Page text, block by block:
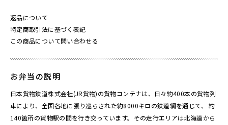
返品について
特定商取引法に基づく表記
この商品について問い合わせる
お弁当の説明
日本貨物鉄道株式会社(JR貨物)の貨物コンテナは、日々約400本の貨物列
車により、全国各地に張り巡らされた約8000キロの鉄道網を通じて、 約
140箇所の貨物駅の間を行き交っています。その走行エリアは北海道から